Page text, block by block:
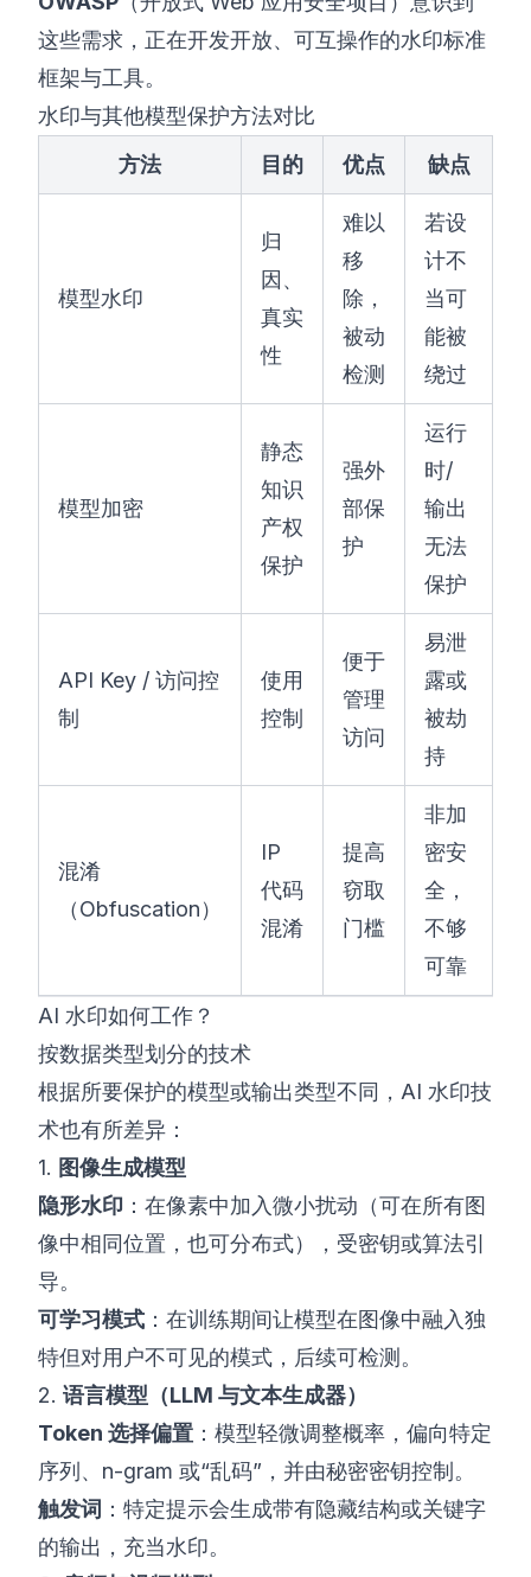
这些需求，正在开发开放、可互操作的水印标准
框架与工具。
水印与其他模型保护方法对比
方法
目的 优点 缺点
模型水印
归
因、
真实
性
难以
移
除，
被动
检测
若设
计不
当可
能被
绕过
模型加密
静态
知识
产权
保护
强外
部保
护
运行
时/
输出
无法
保护
API Key / 访问控
制
使用
控制
便于
管理
访问
易泄
露或
被劫
持
混淆
（Obfuscation）
IP
代码
混淆
提高
窃取
门槛
非加
密安
全，
不够
可靠
AI 水印如何工作？
按数据类型划分的技术
根据所要保护的模型或输出类型不同，AI 水印技
术也有所差异：
1. 图像生成模型
隐形水印 ：在像素中加入微小扰动（可在所有图
像中相同位置，也可分布式），受密钥或算法引
导。
可学习模式 ：在训练期间让模型在图像中融入独
特但对用户不可见的模式，后续可检测。
2. 语言模型（LLM 与文本生成器）
Token 选择偏置 ：模型轻微调整概率，偏向特定
序列、n-gram 或“乱码”，并由秘密密钥控制。
触发词 ：特定提示会生成带有隐藏结构或关键字
的输出，充当水印。